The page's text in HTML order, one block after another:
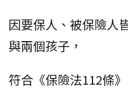
因要保人、被保險人
與兩個孩子，
符合《保險法112條